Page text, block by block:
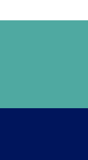
anzeigen